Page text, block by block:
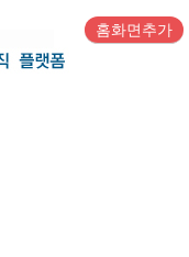
홈화면추가